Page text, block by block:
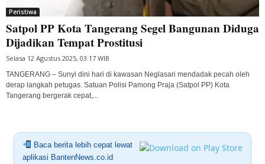
Peristiwa
Satpol PP Kota Tangerang Segel Bangunan Diduga
Dijadikan Tempat Prostitusi
Selasa 12 Agustus 2025, 03:17 WIB
TANGERANG – Sunyi dini hari di kawasan Neglasari mendadak pecah oleh
derap langkah petugas. Satuan Polisi Pamong Praja (Satpol PP) Kota
Tangerang bergerak cepat,...
Baca berita lebih cepat lewat
aplikasi BantenNews.co.id